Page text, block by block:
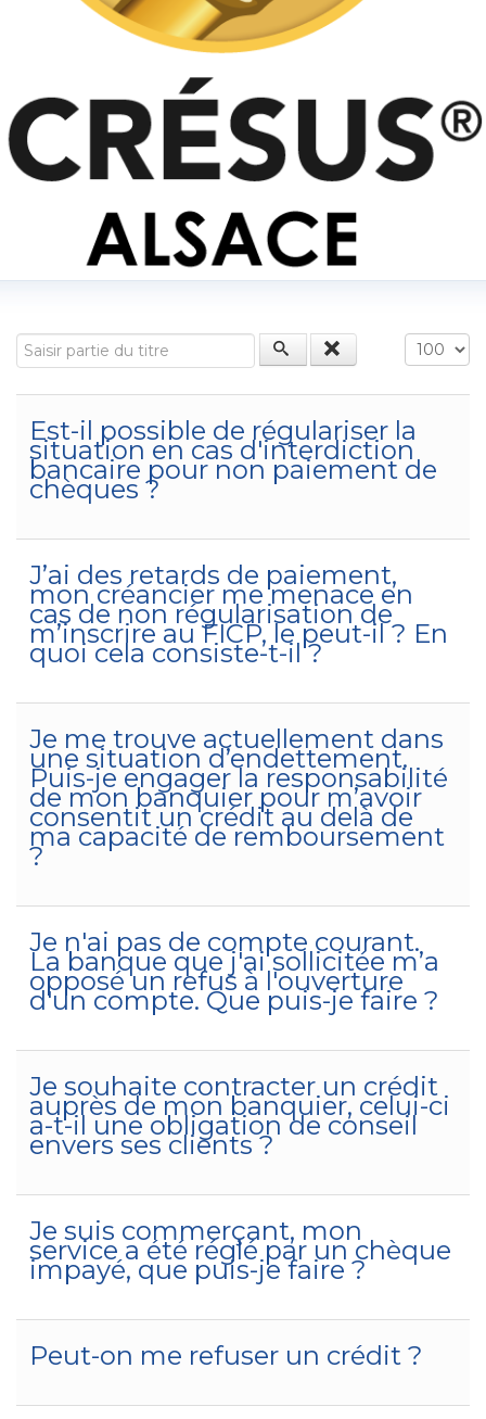
Saisir partie du titre
Est-il possible de régulariser la
situation en cas d'interdiction
bancaire pour non paiement de
chèques ?
J’ai des retards de paiement,
mon créancier me menace en
cas de non régularisation de
m’inscrire au FICP, le peut-il ? En
quoi cela consiste-t-il ?
Je me trouve actuellement dans
une situation d’endettement.
Puis-je engager la responsabilité
de mon banquier pour m’avoir
consentit un crédit au delà de
ma capacité de remboursement
?
Je n'ai pas de compte courant.
La banque que j'ai sollicitée m’a
opposé un refus à l'ouverture
d'un compte. Que puis-je faire ?
Je souhaite contracter un crédit
auprès de mon banquier, celui-ci
a-t-il une obligation de conseil
envers ses clients ?
Je suis commerçant, mon
service a été réglé par un chèque
impayé, que puis-je faire ?
Peut-on me refuser un crédit ?